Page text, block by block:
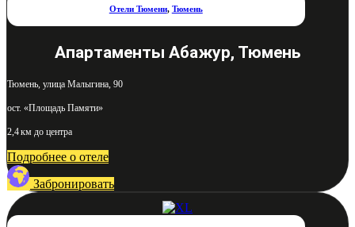
Отели Тюмени, Тюмень
Апартаменты Абажур, Тюмень
Тюмень, улица Малыгина, 90
ост. «Площадь Памяти»
2,4 км до центра
Подробнее о отеле
Забронировать